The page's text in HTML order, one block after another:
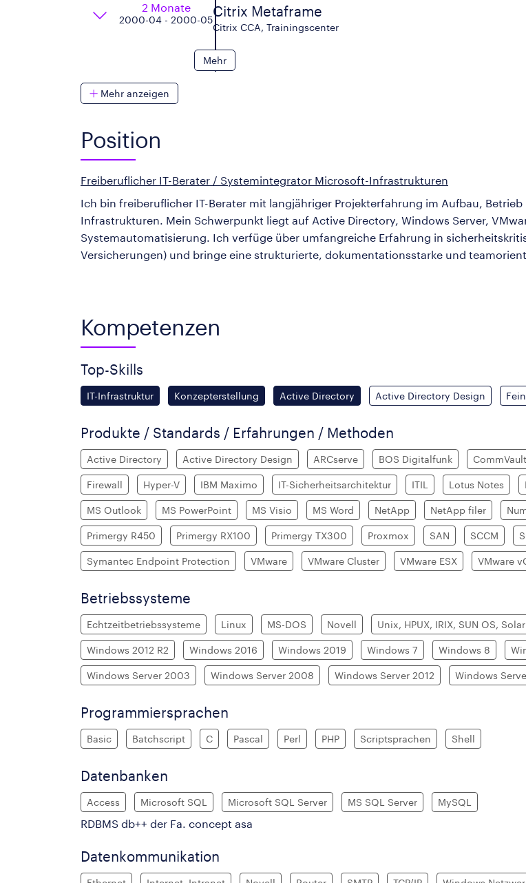
2 Monate
2000-04 - 2000-05
Citrix Metaframe
Citrix CCA, Trainingscenter
Mehr
Mehr anzeigen
Position
Freiberuflicher IT-Berater / Systemintegrator Microsoft-Infrastrukturen
Ich bin freiberuflicher IT-Berater mit langjähriger Projekterfahrung im Aufbau,
Infrastrukturen. Mein Schwerpunkt liegt auf Active Directory, Windows Server,
Systemautomatisierung. Ich verfüge über umfangreiche Erfahrung in
Versicherungen) und bringe eine strukturierte, dokumentationsstarke und
Kompetenzen
Top-Skills
IT-Infrastruktur Konzepterstellung Active Directory Active Directory Design
Produkte / Standards / Erfahrungen / Methoden
Active Directory Active Directory Design ARCserve BOS Digitalfunk
Firewall Hyper-V IBM Maximo IT-Sicherheitsarchitektur ITIL Lotus Notes
MS Outlook MS PowerPoint MS Visio MS Word NetApp NetApp filer
Primergy R450 Primergy RX100 Primergy TX300 Proxmox SAN SCCM
Symantec Endpoint Protection VMware VMware Cluster VMware ESX VMware
Betriebssysteme
Echtzeitbetriebssysteme Linux MS-DOS Novell Unix, HPUX, IRIX, SUN OS,
Windows 2012 R2 Windows 2016 Windows 2019 Windows 7 Windows 8
Windows Server 2003 Windows Server 2008 Windows Server 2012 Windows
Programmiersprachen
Basic Batchscript C Pascal Perl PHP Scriptsprachen Shell
Datenbanken
Access Microsoft SQL Microsoft SQL Server MS SQL Server MySQL
RDBMS db++ der Fa. concept asa
Datenkommunikation